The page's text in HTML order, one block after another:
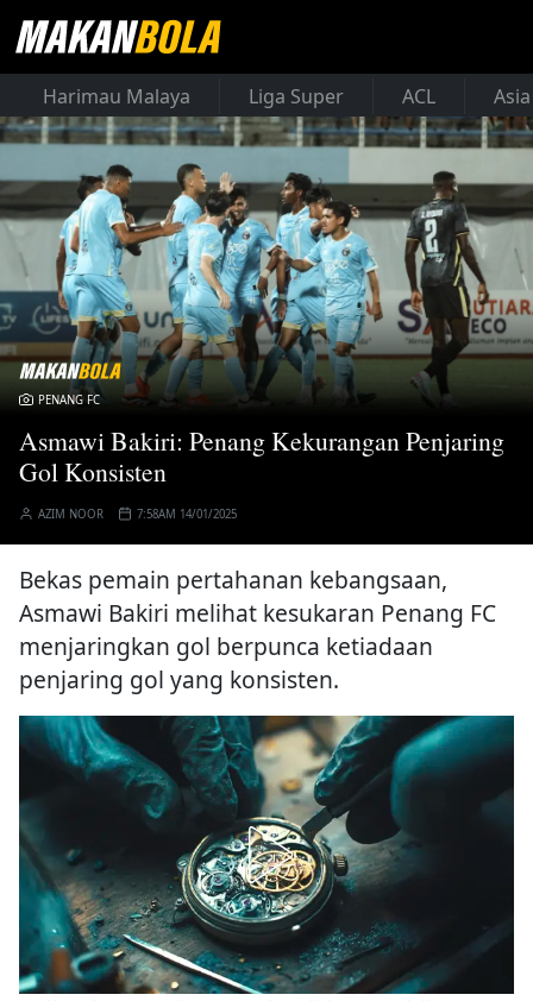
Harimau Malaya Liga Super ACL
PENANG FC
Asmawi Bakiri: Penang Kekurangan Penjaring
Gol Konsisten
AZIM NOOR 7:58AM 14/01/2025
Bekas pemain pertahanan kebangsaan,
Asmawi Bakiri melihat kesukaran Penang FC
menjaringkan gol berpunca ketiadaan
penjaring gol yang konsisten.